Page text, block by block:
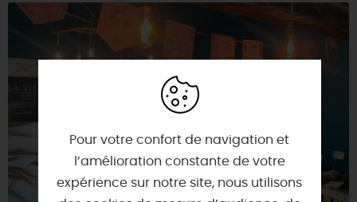
Pour votre confort de navigation et
l’amélioration constante de votre
expérience sur notre site, nous utilisons